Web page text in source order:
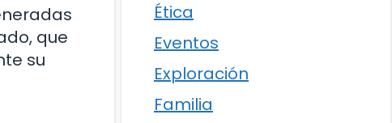
que
su
Ética
Eventos
Exploración
Familia